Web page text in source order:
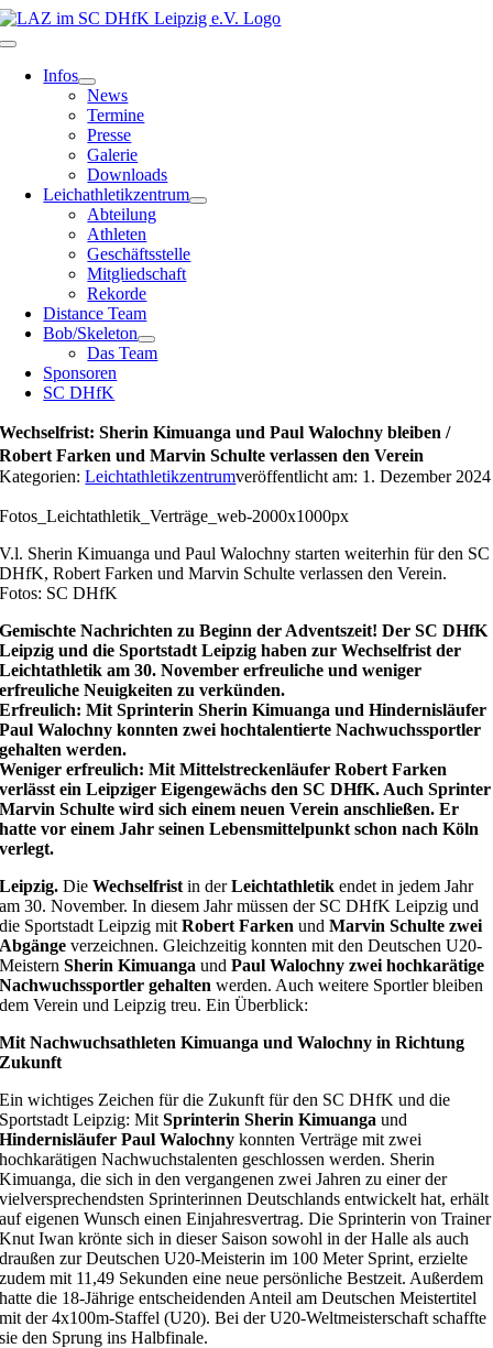
Zum
Inhalt
Toggle
Navigation
Infos
News
Termine
Presse
Galerie
Downloads
Leichathletikzentrum
Abteilung
Athleten
Geschäftsstelle
Mitgliedschaft
Rekorde
Distance Team
Bob/Skeleton
Das Team
Sponsoren
SC DHfK
Wechselfrist: Sherin Kimuanga und Paul Walochny bleiben /
Robert Farken und Marvin Schulte verlassen den Verein
Kategorien:Leichtathletikzentrumveröffentlicht am: 1. Dezember 2024
Fotos_Leichtathletik_Verträge_web-2000x1000px
V.l. Sherin Kimuanga und Paul Walochny starten weiterhin für den SC
DHfK, Robert Farken und Marvin Schulte verlassen den Verein.
Fotos: SC DHfK
Gemischte Nachrichten zu Beginn der Adventszeit! Der SC DHfK
Leipzig und die Sportstadt Leipzig haben zur Wechselfrist der
Leichtathletik am 30. November erfreuliche und weniger
erfreuliche Neuigkeiten zu verkünden.
Erfreulich: Mit Sprinterin Sherin Kimuanga und Hindernisläufer
Paul Walochny konnten zwei hochtalentierte Nachwuchssportler
gehalten werden.
Weniger erfreulich: Mit Mittelstreckenläufer Robert Farken
verlässt ein Leipziger Eigengewächs den SC DHfK. Auch Sprinter
Marvin Schulte wird sich einem neuen Verein anschließen. Er
hatte vor einem Jahr seinen Lebensmittelpunkt schon nach Köln
verlegt.
Leipzig. DieWechselfrist in derLeichtathletik endet in jedem Jahr
am 30. November. In diesem Jahr müssen der SC DHfK Leipzig und
die Sportstadt Leipzig mitRobert Farken undMarvin Schulte zwei
Abgänge verzeichnen. Gleichzeitig konnten mit den Deutschen U20-
MeisternSherin Kimuanga undPaul Walochny zwei hochkarätige
Nachwuchssportler gehalten werden. Auch weitere Sportler bleiben
dem Verein und Leipzig treu. Ein Überblick:
Mit Nachwuchsathleten Kimuanga und Walochny in Richtung
Zukunft
Ein wichtiges Zeichen für die Zukunft für den SC DHfK und die
Sportstadt Leipzig: MitSprinterin Sherin Kimuanga und
Hindernisläufer Paul Walochny konnten Verträge mit zwei
hochkarätigen Nachwuchstalenten geschlossen werden. Sherin
Kimuanga, die sich in den vergangenen zwei Jahren zu einer der
vielversprechendsten Sprinterinnen Deutschlands entwickelt hat, erhält
auf eigenen Wunsch einen Einjahresvertrag. Die Sprinterin von Trainer
Knut Iwan krönte sich in dieser Saison sowohl in der Halle als auch
draußen zur Deutschen U20-Meisterin im 100 Meter Sprint, erzielte
zudem mit 11,49 Sekunden eine neue persönliche Bestzeit. Außerdem
hatte die 18-Jährige entscheidenden Anteil am Deutschen Meistertitel
mit der 4x100m-Staffel (U20). Bei der U20-Weltmeisterschaft schaffte
sie den Sprung ins Halbfinale.